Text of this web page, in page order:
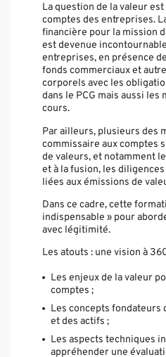
La question de la valeur
comptes des entreprises.
financière pour la mission
est devenue
entreprises, en présence
fonds commerciaux et
corporels avec les
dans le PCG mais aussi
cours.
Par ailleurs, plusieurs des
commissaire aux comptes
de valeurs, et notamment
et à la fusion, les
liées aux émissions de
Dans ce cadre, cette
indispensable » pour
avec légitimité.
Les atouts : une vision à
Les enjeux de la valeur
comptes ;
Les concepts fondateurs
et des actifs ;
Les aspects techniques
appréhender une